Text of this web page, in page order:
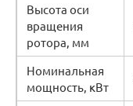
Высота оси
вращения
ротора, мм
Номинальная
мощность, кВт